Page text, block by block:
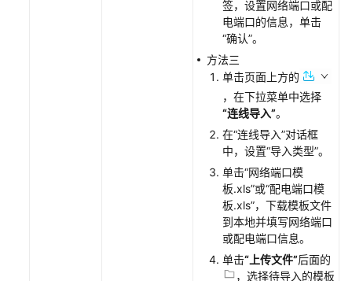
签，设置网络端口或配
电端口的信息，单击
“确认”。
方法三
单击页面上方的
，在下拉菜单中选择
“连线导入”。
在“连线导入”对话框
中，设置“导入类型”。
单击“网络端口模
板.xls”或“配电端口模
板.xls”，下载模板文件
到本地并填写网络端口
或配电端口信息。
单击“上传文件”后面的
，选择待导入的模板